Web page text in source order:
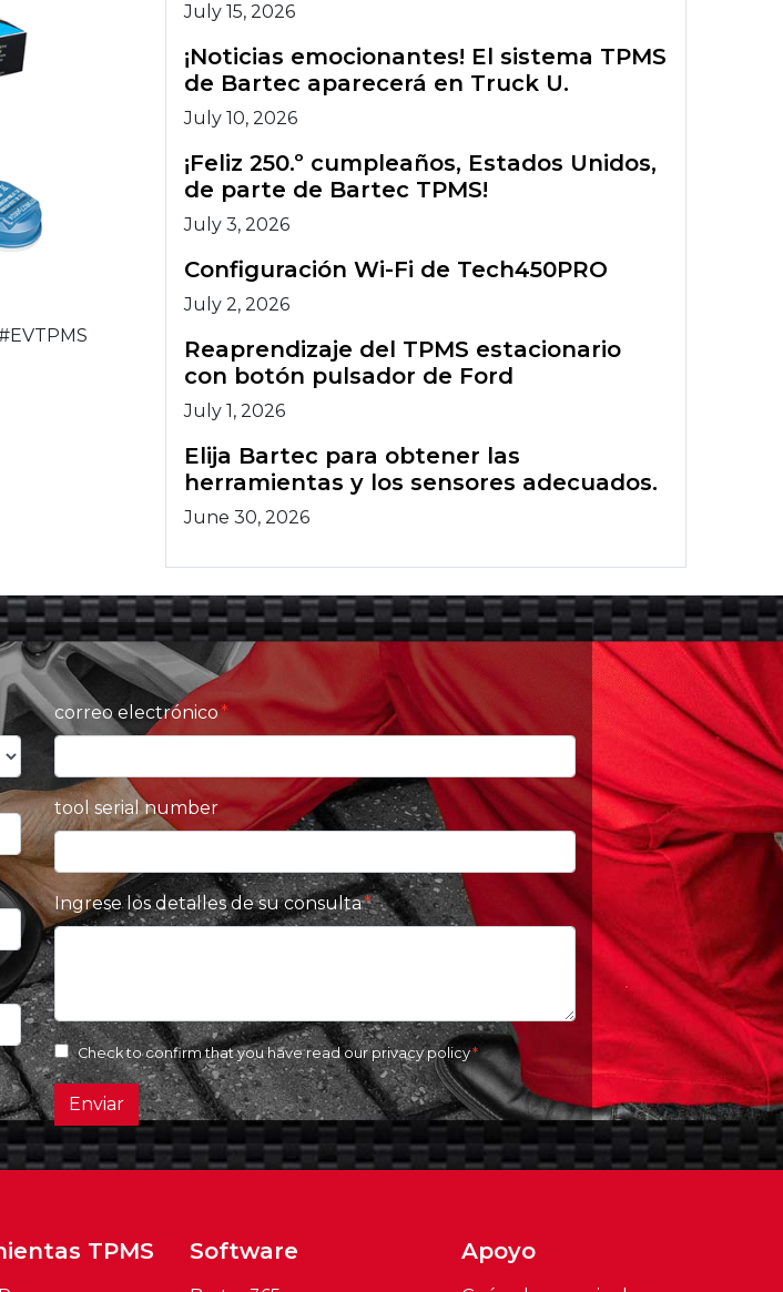
July 15, 2026
¡Noticias emocionantes! El sistema TPMS
de Bartec aparecerá en Truck U.
July 10, 2026
¡Feliz 250.º cumpleaños, Estados Unidos,
de parte de Bartec TPMS!
July 3, 2026
Configuración Wi-Fi de Tech450PRO
July 2, 2026
Reaprendizaje del TPMS estacionario
con botón pulsador de Ford
July 1, 2026
Elija Bartec para obtener las
herramientas y los sensores adecuados.
June 30, 2026
correo electrónico
tool serial number
Ingrese los detalles de su consulta
Check to confirm that you have read ourprivacy policy
Enviar
TPMS Software Apoyo